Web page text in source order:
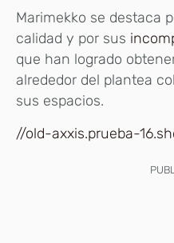
Marimekko se destaca
calidad y por sus
que han logrado
alrededor del plantea
sus espacios.
//old-axxis.prueba-